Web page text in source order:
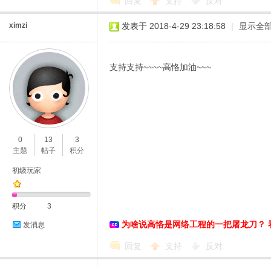
ximzi
0
主题
13
帖子
3
积分
初级玩家
积分 3
发消息
发表于 2018-4-29 23:18:58 | 显示全
支持支持~~~~高恪加油~~~
为啥说高恪是网络工程的一把屠龙刀？
回复 支持 反对